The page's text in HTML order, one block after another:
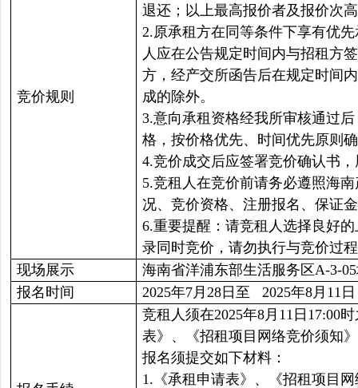
竞价规则
退还；以上最高报价者及报价次
2.原承租方在同等条件下享有优
人应在公告规定时间内与招租方
方，经产交所函告后在规定时间
成的除外。
3.意向承租资格经我所审核通过
格，按价格优先、时间优先原则
4.竞价成交后应签署竞价确认书
5.竞租人在竞价前请务必遵照海
况、竞价资格、注册报名、保证
6.重要提醒：请竞租人选择良好
录同时竞价，请勿执行与竞价过
现场展示
海南省洋浦东部生活服务区A-3-
报名时间
2025年7月28日至 2025年8月11日
竞租人须在2025年8月11日17:00
表》、《招租项目网络竞价须知
报名须提交如下材料：
1.《承租申请表》、《招租项目